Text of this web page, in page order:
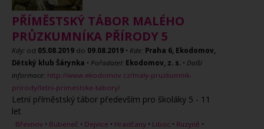
PŘÍMĚSTSKÝ TÁBOR MALÉHO
PRŮZKUMNÍKA PŘÍRODY 5
Kdy: od 05.08.2019 do 09.08.2019 • Kde: Praha 6, Ekodomov,
Dětský klub Šárynka • Pořadatel: Ekodomov, z. s. • Další
informace: http://www.ekodomov.cz/maly-pruzkumnik-
prirody/letni-primestske-tabory/
Letní příměstský tábor především pro školáky 5 - 11
let
Břevnov • Bubeneč • Dejvice • Hradčany • Liboc • Ruzyně •